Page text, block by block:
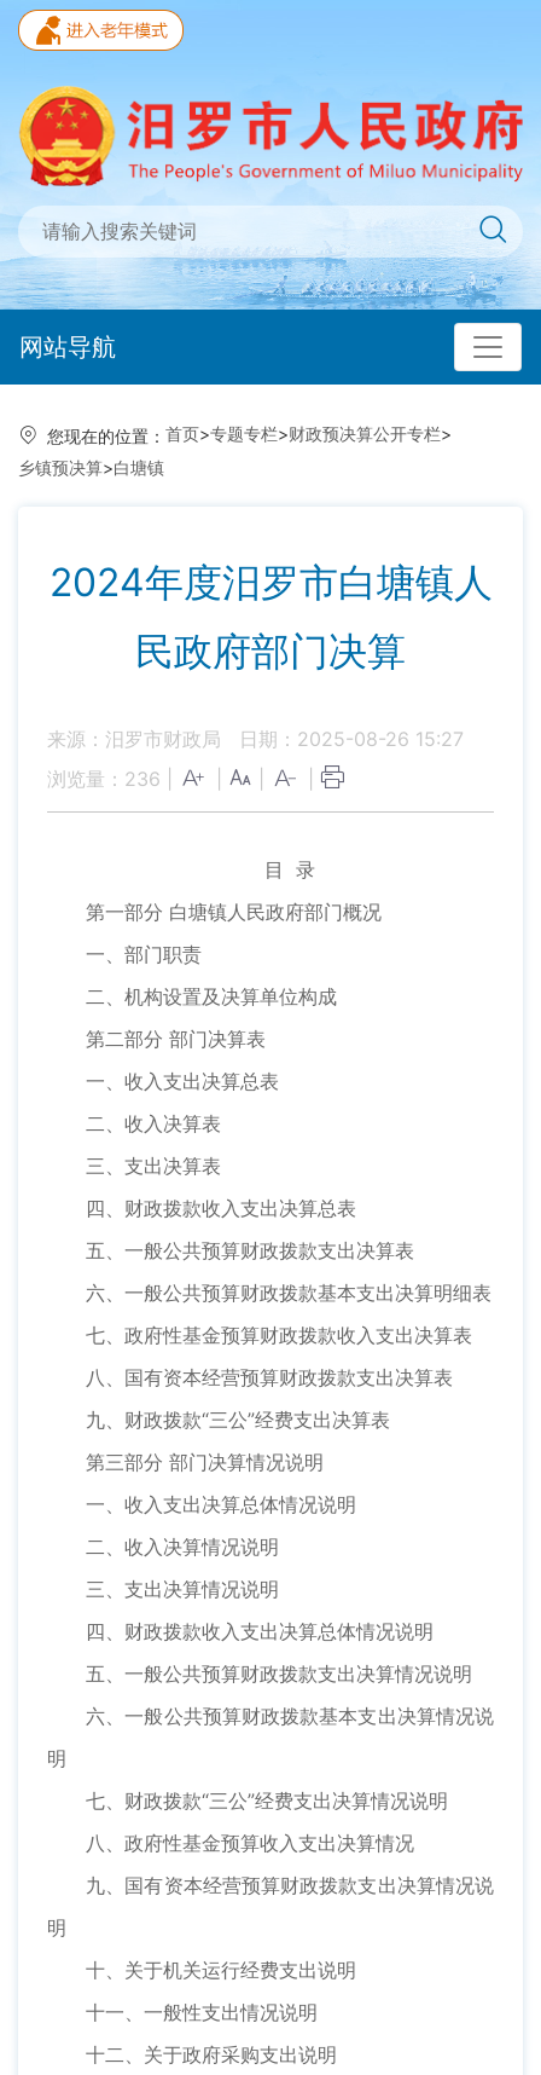
网站导航
您现在的位置： 首页>专题专栏>财政预决算公开专栏>
乡镇预决算>白塘镇
2024年度汨罗市白塘镇人
民政府部门决算
来源：汨罗市财政局
日期：2025-08-26 15:27
浏览量： 236
目 录
第一部分 白塘镇人民政府部门概况
一、部门职责
二、机构设置及决算单位构成
第二部分 部门决算表
一、收入支出决算总表
二、收入决算表
三、支出决算表
四、财政拨款收入支出决算总表
五、一般公共预算财政拨款支出决算表
六、一般公共预算财政拨款基本支出决算明细表
七、政府性基金预算财政拨款收入支出决算表
八、国有资本经营预算财政拨款支出决算表
九、财政拨款“三公”经费支出决算表
第三部分 部门决算情况说明
一、收入支出决算总体情况说明
二、收入决算情况说明
三、支出决算情况说明
四、财政拨款收入支出决算总体情况说明
五、一般公共预算财政拨款支出决算情况说明
六、一般公共预算财政拨款基本支出决算情况说
明
七、财政拨款“三公”经费支出决算情况说明
八、政府性基金预算收入支出决算情况
九、国有资本经营预算财政拨款支出决算情况说
明
十、关于机关运行经费支出说明
十一、一般性支出情况说明
十二、关于政府采购支出说明